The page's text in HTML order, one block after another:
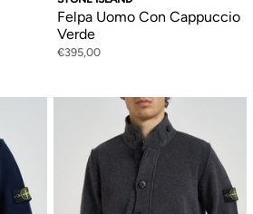
Felpa Uomo Con Cappuccio
Verde
€395,00